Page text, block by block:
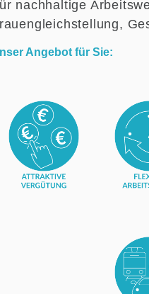
nachhaltige
Angebot für Sie: